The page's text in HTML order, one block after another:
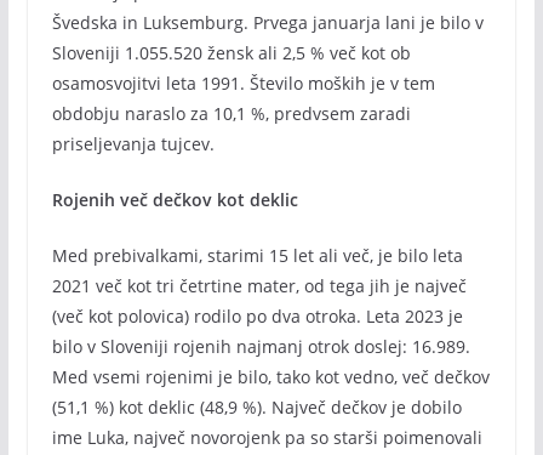
Švedska in Luksemburg. Prvega januarja lani je bilo v
Sloveniji 1.055.520 žensk ali 2,5 % več kot ob
osamosvojitvi leta 1991. Število moških je v tem
obdobju naraslo za 10,1 %, predvsem zaradi
priseljevanja tujcev.
Rojenih več dečkov kot deklic
Med prebivalkami, starimi 15 let ali več, je bilo leta
2021 več kot tri četrtine mater, od tega jih je največ
(več kot polovica) rodilo po dva otroka. Leta 2023 je
bilo v Sloveniji rojenih najmanj otrok doslej: 16.989.
Med vsemi rojenimi je bilo, tako kot vedno, več dečkov
(51,1 %) kot deklic (48,9 %). Največ dečkov je dobilo
ime Luka, največ novorojenk pa so starši poimenovali